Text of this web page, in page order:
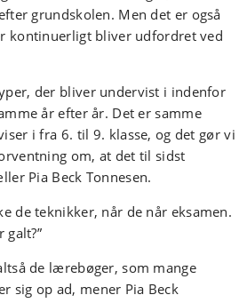
grundskolen. Men det er også
kontinuerligt bliver udfordret ved
der bliver undervist i indenfor
år efter år. Det er samme
i fra 6. til 9. klasse, og det gør vi
om, at det til sidst
Pia Beck Tonnesen.
de teknikker, når de når eksamen.
galt?”
de lærebøger, som mange
sig op ad, mener Pia Beck